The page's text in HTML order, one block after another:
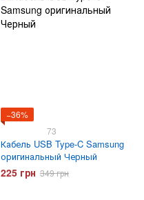
−36%
73
Кабель USB Type-C Samsung
оригинальный Черный
225 грн 349 грн